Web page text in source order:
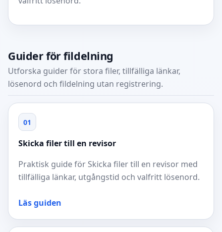
Guider för fildelning
Utforska guider för stora filer, tillfälliga länkar,
lösenord och fildelning utan registrering.
01
Skicka filer till en revisor
Praktisk guide för Skicka filer till en revisor med
tillfälliga länkar, utgångstid och valfritt lösenord.
Läs guiden